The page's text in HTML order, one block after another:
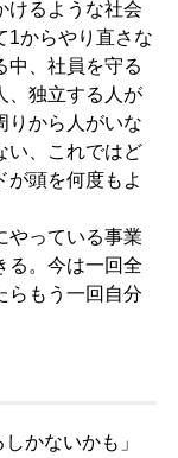
けるような社会
1からやり直さな
中、社員を守る
、独立する人が
りから人がいな
い、これではど
が頭を何度もよ
やっている事業
る。今は一回全
らもう一回自分
かないかも」